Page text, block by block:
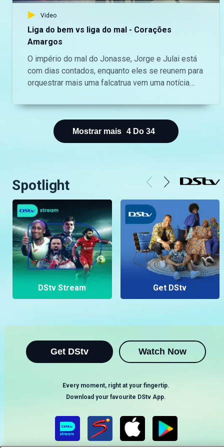
https://www.tiktok.com/@maninguemagic_official
para não perderes as novidades do teu canal
favorito.
Video
Liga do bem vs liga do mal - Corações
Amargos
O império do mal do Jonasse, Jorge e Julai está
com dias contados, enquanto eles se reunem para
orquestrar mais uma falcatrua vem uma notícia
triângulo do mal. Será que eles se safam desta? —
Aceda o nosso site oficial aqui:
https://bit.ly/maninguemagic Acompanha o melhor
do entretenimento Moçambicano na TV no
página do Facebook:
https://www.facebook.com/ManingueMagic Nos
segue no Twitter:
https://twitter.com/ManingueMagic, no Instagram:
https://www.instagram.com/maninguemagic/ e no
TikTok:
https://www.tiktok.com/@maninguemagic_official
para não perderes as novidades do teu canal
favorito.
Mostrar mais 4 Do 34
Spotlight
DStv Stream Get DStv
Get DStv Watch Now
Every moment, right at your fingertip.
Download your favourite DStv App.